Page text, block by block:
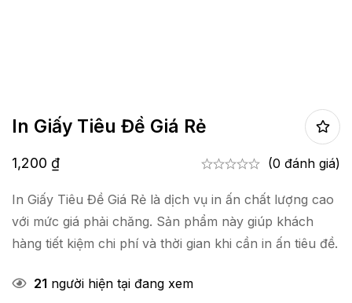
In Giấy Tiêu Đề Giá Rẻ
1,200 ₫ (0 đánh giá)
In Giấy Tiêu Đề Giá Rẻ là dịch vụ in ấn chất lượng cao
với mức giá phải chăng. Sản phẩm này giúp khách
hàng tiết kiệm chi phí và thời gian khi cần in ấn tiêu đề.
21 người hiện tại đang xem